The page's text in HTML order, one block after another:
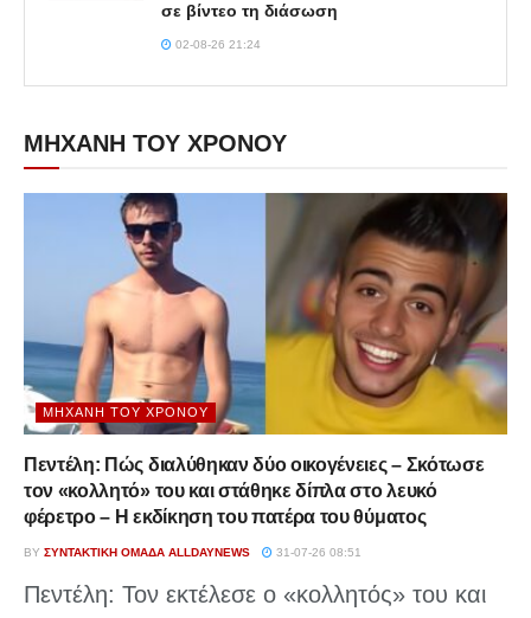
σε βίντεο τη διάσωση
02-08-26 21:24
ΜΗΧΑΝΗ ΤΟΥ ΧΡΟΝΟΥ
ΜΗΧΑΝΉ ΤΟΥ ΧΡΌΝΟΥ
Πεντέλη: Πώς διαλύθηκαν δύο οικογένειες – Σκότωσε
τον «κολλητό» του και στάθηκε δίπλα στο λευκό
φέρετρο – Η εκδίκηση του πατέρα του θύματος
BY ΣΥΝΤΑΚΤΙΚΉ ΟΜΆΔΑ ALLDAYNEWS 31-07-26 08:51
Πεντέλη: Τον εκτέλεσε ο «κολλητός» του και